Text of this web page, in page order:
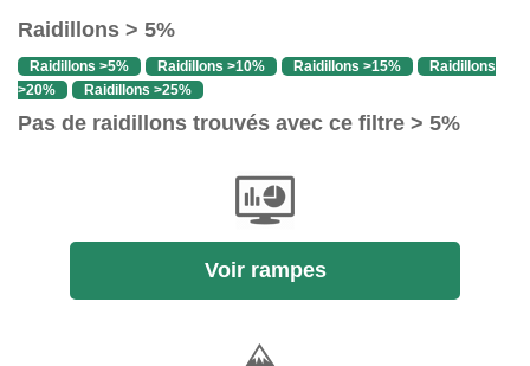
Raidillons > 5%
Raidillons >5% Raidillons >10% Raidillons >15%
Raidillons
>20%
Raidillons >25%
Pas de raidillons trouvés avec ce filtre > 5%
Voir rampes